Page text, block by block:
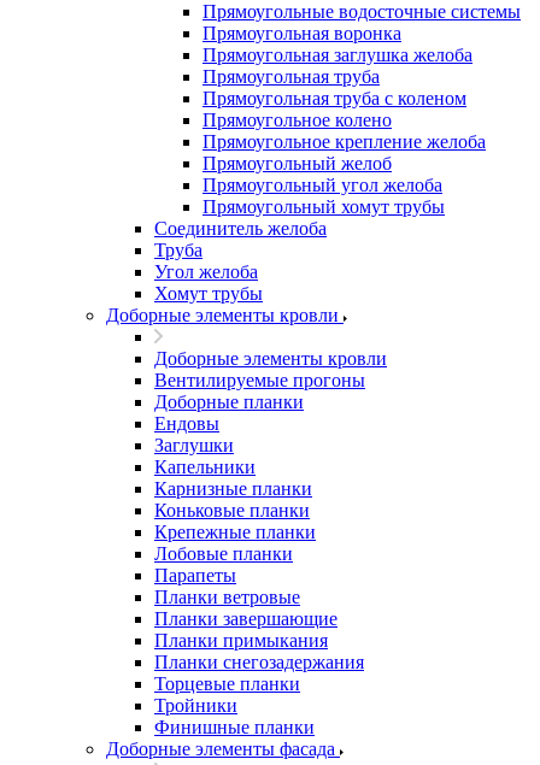
Прямоугольные водосточные системы
Прямоугольная воронка
Прямоугольная заглушка желоба
Прямоугольная труба
Прямоугольная труба c коленом
Прямоугольное колено
Прямоугольное крепление желоба
Прямоугольный желоб
Прямоугольный угол желоба
Прямоугольный хомут трубы
Соединитель желоба
Труба
Угол желоба
Хомут трубы
Доборные элементы кровли
Доборные элементы кровли
Вентилируемые прогоны
Доборные планки
Ендовы
Заглушки
Капельники
Карнизные планки
Коньковые планки
Крепежные планки
Лобовые планки
Парапеты
Планки ветровые
Планки завершающие
Планки примыкания
Планки снегозадержания
Торцевые планки
Тройники
Финишные планки
Доборные элементы фасада